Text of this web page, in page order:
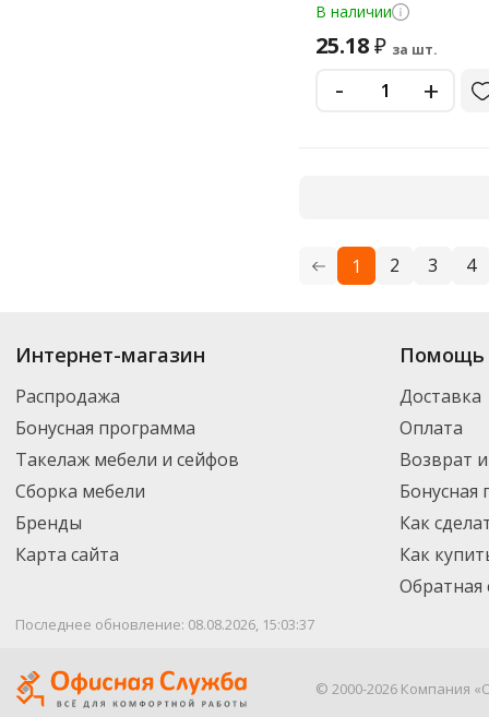
В наличии
25.18₽ за шт.
- +
1 2 3 4
Купить
. В ассортименте
можете выбрать нужный товар и добавить его в корзину для
партнерской транспортной компанией DPD. Для постоянных
Интернет-магазин
Распродажа
Бонусная программа
Такелаж мебели и сейфов
Сборка мебели
Бренды
Карта сайта
Помощь
Доставка
Оплата
Возврат
Бонусная
Как
Как
Обратная
Последнее обновление: 08.08.2026, 15:03:37
© 2000-2026 Компания